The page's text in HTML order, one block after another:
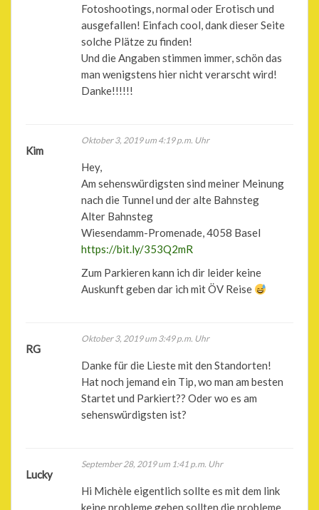
Fotoshootings, normal oder Erotisch und
ausgefallen! Einfach cool, dank dieser Seite
solche Plätze zu finden!
Und die Angaben stimmen immer, schön das
man wenigstens hier nicht verarscht wird!
Danke!!!!!!
Kim
Oktober 3, 2019 um 4:19 p.m. Uhr
Hey,
Am sehenswürdigsten sind meiner Meinung
nach die Tunnel und der alte Bahnsteg
Alter Bahnsteg
Wiesendamm-Promenade, 4058 Basel
https://bit.ly/353Q2mR
Zum Parkieren kann ich dir leider keine
Auskunft geben dar ich mit ÖV Reise
RG
Oktober 3, 2019 um 3:49 p.m. Uhr
Danke für die Lieste mit den Standorten!
Hat noch jemand ein Tip, wo man am besten
Startet und Parkiert?? Oder wo es am
sehenswürdigsten ist?
Lucky
September 28, 2019 um 1:41 p.m. Uhr
Hi Michèle eigentlich sollte es mit dem link
keine probleme geben sollten die probleme